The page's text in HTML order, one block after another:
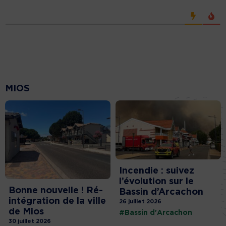
MIOS
Bonne nouvelle ! Ré-
intégration de la ville
de Mios
30 juillet 2026
Incendie : suivez
l’évolution sur le
Bassin d’Arcachon
26 juillet 2026
#Bassin d'Arcachon